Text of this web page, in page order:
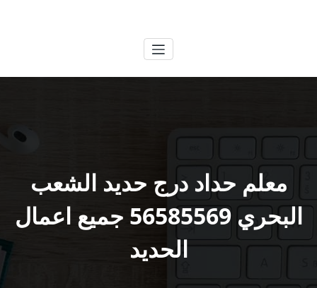
معلم حداد درج حديد الشعب
البحري 56585569 جميع اعمال
الحديد